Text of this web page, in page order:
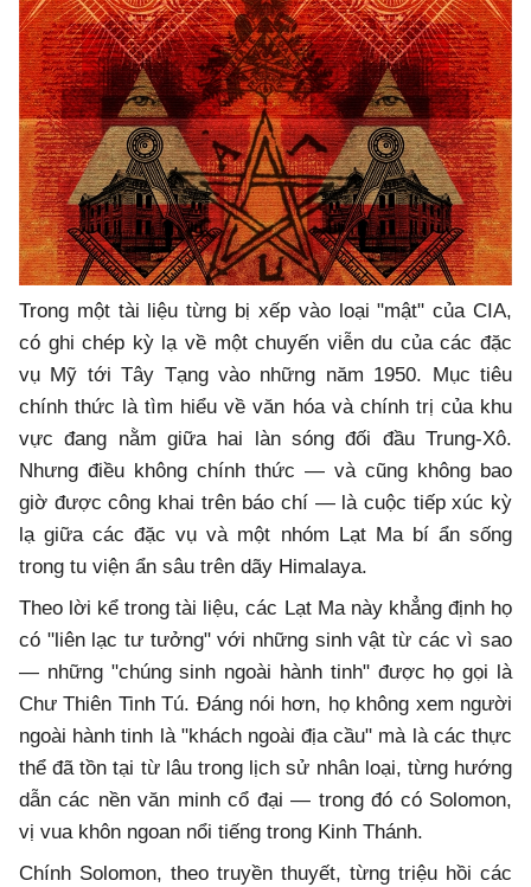
Trong một tài liệu từng bị xếp vào loại "mật" của CIA,
có ghi chép kỳ lạ về một chuyến viễn du của các đặc
vụ Mỹ tới Tây Tạng vào những năm 1950. Mục tiêu
chính thức là tìm hiểu về văn hóa và chính trị của khu
vực đang nằm giữa hai làn sóng đối đầu Trung-Xô.
Nhưng điều không chính thức — và cũng không bao
giờ được công khai trên báo chí — là cuộc tiếp xúc kỳ
lạ giữa các đặc vụ và một nhóm Lạt Ma bí ẩn sống
trong tu viện ẩn sâu trên dãy Himalaya.
Theo lời kể trong tài liệu, các Lạt Ma này khẳng định họ
có "liên lạc tư tưởng" với những sinh vật từ các vì sao
— những "chúng sinh ngoài hành tinh" được họ gọi là
Chư Thiên Tinh Tú. Đáng nói hơn, họ không xem người
ngoài hành tinh là "khách ngoài địa cầu" mà là các thực
thể đã tồn tại từ lâu trong lịch sử nhân loại, từng hướng
dẫn các nền văn minh cổ đại — trong đó có Solomon,
vị vua khôn ngoan nổi tiếng trong Kinh Thánh.
Chính Solomon, theo truyền thuyết, từng triệu hồi các